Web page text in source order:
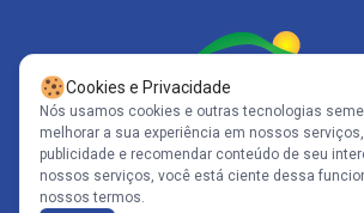
Siga-nos
Cookies e Privacidade
Nós usamos cookies e outras tecnologias
melhorar a sua experiência em nossos
publicidade e recomendar conteúdo de seu
nossos serviços, você está ciente dessa
nossos termos.